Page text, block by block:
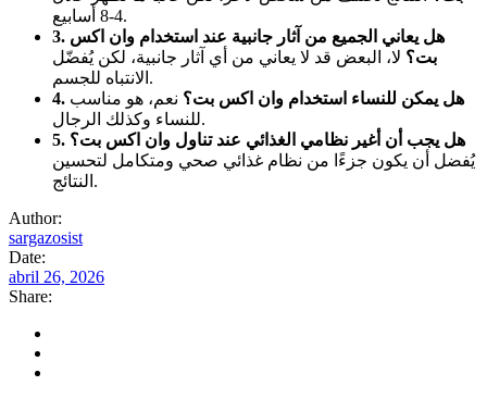
4-8 أسابيع.
3. هل يعاني الجميع من آثار جانبية عند استخدام وان اكس
بت؟ لا، البعض قد لا يعاني من أي آثار جانبية، لكن يُفضّل
الانتباه للجسم.
4. هل يمكن للنساء استخدام وان اكس بت؟ نعم، هو مناسب
للنساء وكذلك الرجال.
5. هل يجب أن أغير نظامي الغذائي عند تناول وان اكس بت؟
يُفضل أن يكون جزءًا من نظام غذائي صحي ومتكامل لتحسين
النتائج.
Author:
sargazosist
Date:
abril 26, 2026
Share: